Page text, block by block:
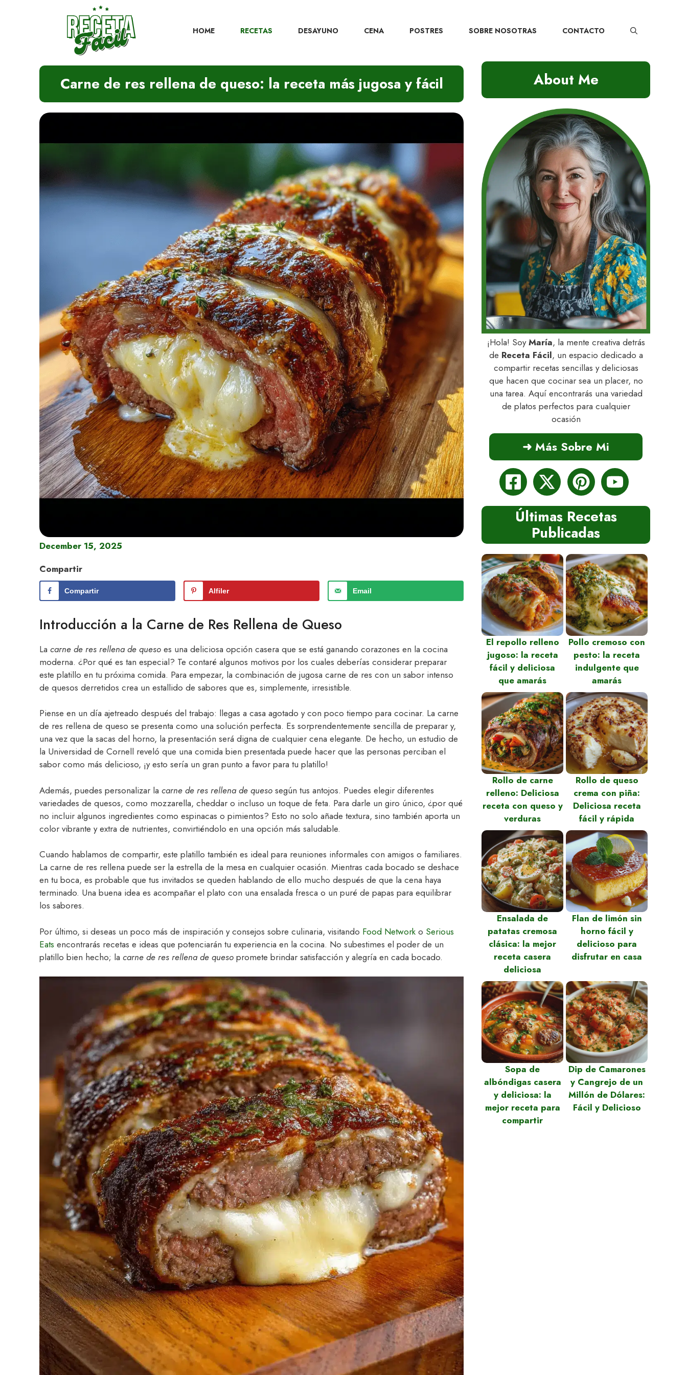
HOME RECETAS DESAYUNO CENA POSTRES SOBRE NOSOTRAS CONTACTO
Carne de res rellena de queso: la receta más jugosa y fácil
December 15, 2025
Compartir
Compartir Alfiler Email
Introducción a la Carne de Res Rellena de Queso
La carne de res rellena de queso es una deliciosa opción casera que se está ganando corazones en la cocina
moderna. ¿Por qué es tan especial? Te contaré algunos motivos por los cuales deberías considerar preparar
este platillo en tu próxima comida. Para empezar, la combinación de jugosa carne de res con un sabor intenso
de quesos derretidos crea un estallido de sabores que es, simplemente, irresistible.
Piense en un día ajetreado después del trabajo: llegas a casa agotado y con poco tiempo para cocinar. La carne
de res rellena de queso se presenta como una solución perfecta. Es sorprendentemente sencilla de preparar y,
una vez que la sacas del horno, la presentación será digna de cualquier cena elegante. De hecho, un estudio de
la Universidad de Cornell reveló que una comida bien presentada puede hacer que las personas perciban el
sabor como más delicioso, ¡y esto sería un gran punto a favor para tu platillo!
Además, puedes personalizar la carne de res rellena de queso según tus antojos. Puedes elegir diferentes
variedades de quesos, como mozzarella, cheddar o incluso un toque de feta. Para darle un giro único, ¿por qué
no incluir algunos ingredientes como espinacas o pimientos? Esto no solo añade textura, sino también aporta un
color vibrante y extra de nutrientes, convirtiéndolo en una opción más saludable.
Cuando hablamos de compartir, este platillo también es ideal para reuniones informales con amigos o familiares.
La carne de res rellena puede ser la estrella de la mesa en cualquier ocasión. Mientras cada bocado se deshace
en tu boca, es probable que tus invitados se queden hablando de ello mucho después de que la cena haya
terminado. Una buena idea es acompañar el plato con una ensalada fresca o un puré de papas para equilibrar
los sabores.
Por último, si deseas un poco más de inspiración y consejos sobre culinaria, visitando Food Network o Serious
Eats encontrarás recetas e ideas que potenciarán tu experiencia en la cocina. No subestimes el poder de un
platillo bien hecho; la carne de res rellena de queso promete brindar satisfacción y alegría en cada bocado.
About Me
¡Hola! SoyMaría, la mente creativa detrás
de Receta Fácil, un espacio dedicado a
compartir recetas sencillas y deliciosas
que hacen que cocinar sea un placer, no
una tarea. Aquí encontrarás una variedad
de platos perfectos para cualquier
ocasión
➜ Más Sobre Mi
Últimas Recetas
Publicadas
El repollo relleno
jugoso: la receta
fácil y deliciosa
que amarás
Pollo cremoso con
pesto: la receta
indulgente que
amarás
Rollo de carne
relleno: Deliciosa
receta con queso y
verduras
Rollo de queso
crema con piña:
Deliciosa receta
fácil y rápida
Ensalada de
patatas cremosa
clásica: la mejor
receta casera
deliciosa
Flan de limón sin
horno fácil y
delicioso para
disfrutar en casa
Sopa de
albóndigas casera
y deliciosa: la
mejor receta para
compartir
Dip de Camarones
y Cangrejo de un
Millón de Dólares:
Fácil y Delicioso